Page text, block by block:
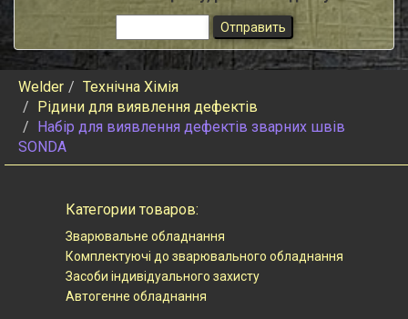
Welder
Технічна Хімія
Рідини для виявлення дефектів
Набір для виявлення дефектів зварних швів
SONDA
Категории товаров:
Зварювальне обладнання
Комплектуючі до зварювального обладнання
Засоби індивідуального захисту
Автогенне обладнання